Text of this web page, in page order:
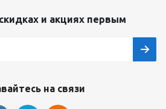
и акциях первым
на связи